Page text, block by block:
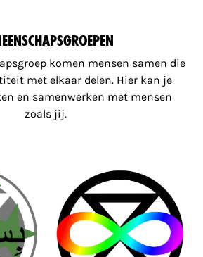
komen mensen samen die
met elkaar delen. Hier kan je
en samenwerken met mensen
zoals jij.